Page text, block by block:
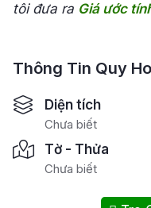
tôi đưa ra Giá ước
Thông Tin Quy
Diện tích
Chưa biết
Tờ - Thửa
Chưa biết